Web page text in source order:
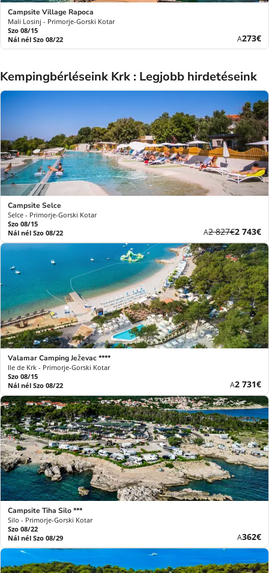
Campsite Village Rapoca
Mali Losinj - Primorje-Gorski Kotar
Szo 08/15
Nál nél Szo 08/22
AÚj
ár
273€
Kempingbérléseink Krk : Legjobb hirdetéseink
Campsite Selce
Selce - Primorje-Gorski Kotar
Szo 08/15
Nál nél Szo 08/22
AKorábbi
díj
2 827€Új
ár
2 743€
Valamar Camping Ježevac ****
Ile de Krk - Primorje-Gorski Kotar
Szo 08/15
Nál nél Szo 08/22
AÚj
ár
2 731€
Campsite Tiha Silo ***
Silo - Primorje-Gorski Kotar
Szo 08/22
Nál nél Szo 08/29
AÚj
ár
362€